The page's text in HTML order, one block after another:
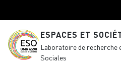
ESPACES ET
Laboratoire de recherche
Sociales